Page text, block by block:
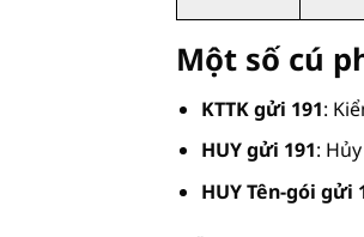
Một số cú
KTTK gửi 191:
HUY gửi 191:
HUY Tên-gói gửi